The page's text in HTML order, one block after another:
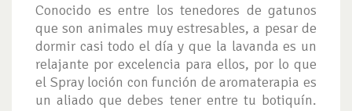
Conocido es entre los tenedores de gatunos
que son animales muy estresables, a pesar de
dormir casi todo el día y que la lavanda es un
relajante por excelencia para ellos, por lo que
el Spray loción con función de aromaterapia es
un aliado que debes tener entre tu botiquín.